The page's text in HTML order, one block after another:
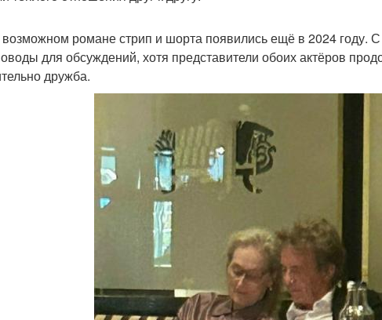
романе стрип и шорта появились ещё в 2024 году. С
для обсуждений, хотя представители обоих актёров
дружба.